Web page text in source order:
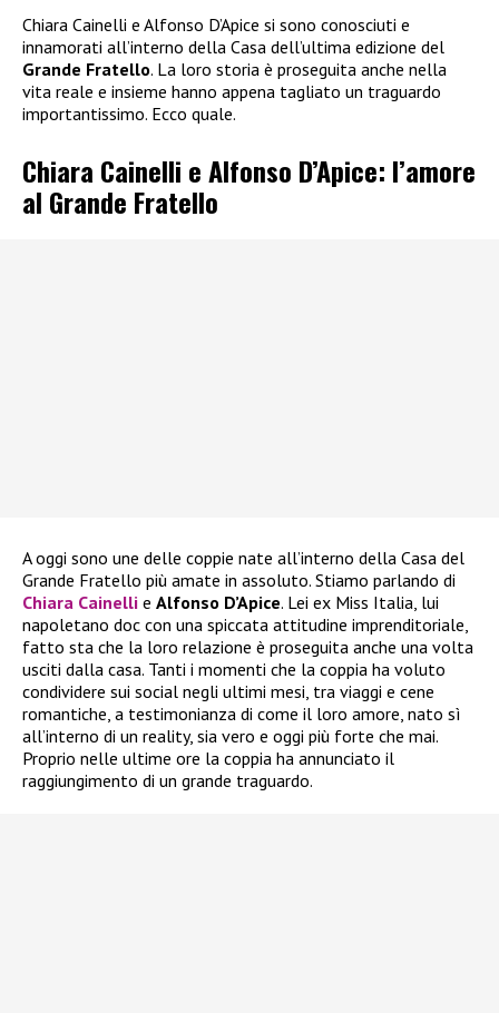
Chiara Cainelli e Alfonso D’Apice si sono conosciuti e
innamorati all’interno della Casa dell’ultima edizione del
Grande Fratello. La loro storia è proseguita anche nella
vita reale e insieme hanno appena tagliato un traguardo
importantissimo. Ecco quale.
Chiara Cainelli e Alfonso D’Apice: l’amore
al Grande Fratello
A oggi sono une delle coppie nate all’interno della Casa del
Grande Fratello più amate in assoluto. Stiamo parlando di
Chiara Cainelli e Alfonso D’Apice. Lei ex Miss Italia, lui
napoletano doc con una spiccata attitudine imprenditoriale,
fatto sta che la loro relazione è proseguita anche una volta
usciti dalla casa. Tanti i momenti che la coppia ha voluto
condividere sui social negli ultimi mesi, tra viaggi e cene
romantiche, a testimonianza di come il loro amore, nato sì
all’interno di un reality, sia vero e oggi più forte che mai.
Proprio nelle ultime ore la coppia ha annunciato il
raggiungimento di un grande traguardo.